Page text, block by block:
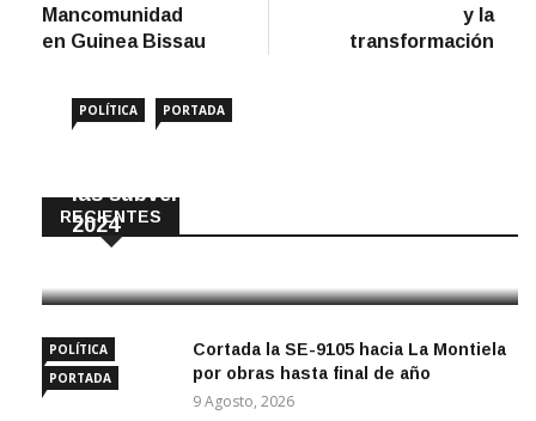
Mancomunidad
en Guinea Bissau
y la
transformación
RECIENTES
POLÍTICA PORTADA
las subvenciones municipales desde
2024
POLÍTICA
PORTADA
Cortada la SE-9105 hacia La Montiela
por obras hasta final de año
9 Agosto, 2026